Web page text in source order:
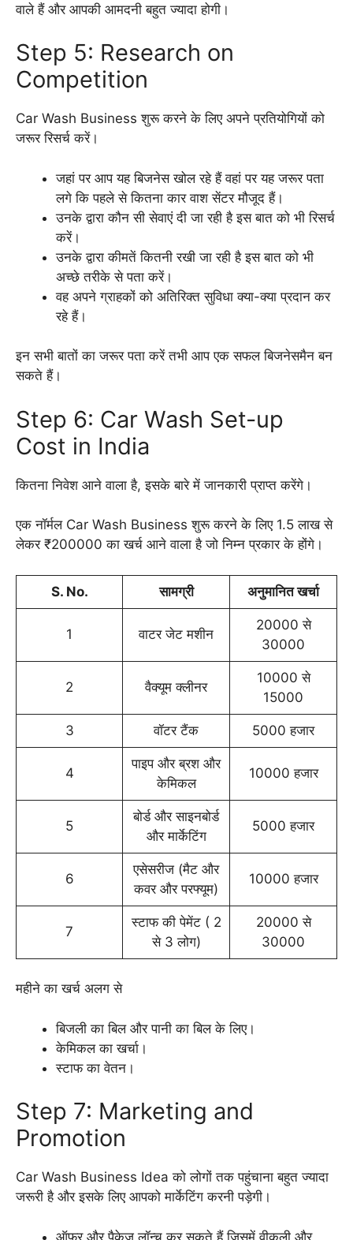
वाले हैं और आपकी आमदनी बहुत ज्यादा होगी।
Step 5: Research on
Competition
Car Wash Business शुरू करने के लिए अपने प्रतियोगियों को
जरूर रिसर्च करें।
जहां पर आप यह बिजनेस खोल रहे हैं वहां पर यह जरूर पता
लगे कि पहले से कितना कार वाश सेंटर मौजूद हैं।
उनके द्वारा कौन सी सेवाएं दी जा रही है इस बात को भी रिसर्च
करें।
उनके द्वारा कीमतें कितनी रखी जा रही है इस बात को भी
अच्छे तरीके से पता करें।
वह अपने ग्राहकों को अतिरिक्त सुविधा क्या-क्या प्रदान कर
रहे हैं।
इन सभी बातों का जरूर पता करें तभी आप एक सफल बिजनेसमैन बन
सकते हैं।
Step 6: Car Wash Set-up
Cost in India
कितना निवेश आने वाला है, इसके बारे में जानकारी प्राप्त करेंगे।
एक नॉर्मल Car Wash Business शुरू करने के लिए 1.5 लाख से
लेकर ₹200000 का खर्च आने वाला है जो निम्न प्रकार के होंगे।
S. No. सामग्री अनुमानित खर्चा
1 वाटर जेट मशीन
20000 से
30000
2 वैक्यूम क्लीनर
10000 से
15000
3 वॉटर टैंक 5000 हजार
4
पाइप और ब्रश और
केमिकल
10000 हजार
5
बोर्ड और साइनबोर्ड
और मार्केटिंग
5000 हजार
6
एसेसरीज (मैट और
कवर और परफ्यूम)
10000 हजार
7
स्टाफ की पेमेंट ( 2
से 3 लोग)
20000 से
30000
महीने का खर्च अलग से
बिजली का बिल और पानी का बिल के लिए।
केमिकल का खर्चा।
स्टाफ का वेतन।
Step 7: Marketing and
Promotion
Car Wash Business Idea को लोगों तक पहुंचाना बहुत ज्यादा
जरूरी है और इसके लिए आपको मार्केटिंग करनी पड़ेगी।
ऑफर और पैकेज लॉन्च कर सकते हैं जिसमें वीकली और